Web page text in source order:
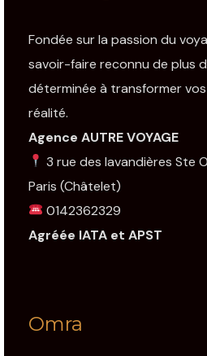
Fondée sur la passion du
savoir-faire reconnu de plus
déterminée à transformer
réalité.
Agence AUTRE VOYAGE
3 rue des lavandières Ste
Paris (Châtelet)
0142362329
Agréée IATA et APST
Omra